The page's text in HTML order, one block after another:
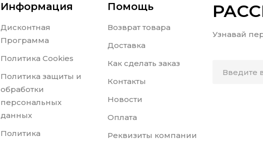
Информация
Дисконтная
Программа
Политика Cookies
Политика защиты и
обработки
персональных
данных
Политика
Помощь
Возврат товара
Доставка
Как сделать заказ
Контакты
Новости
Оплата
Реквизиты компании
Узнавай